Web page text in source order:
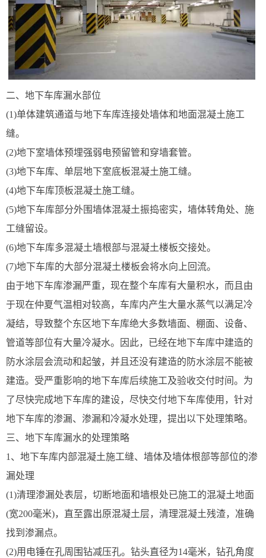
二、地下车库漏水部位
(1)单体建筑通道与地下车库连接处墙体和地面混凝土施工
缝。
(2)地下室墙体预埋强弱电预留管和穿墙套管。
(3)地下车库、单层地下室底板混凝土施工缝。
(4)地下车库顶板混凝土施工缝。
(5)地下车库部分外围墙体混凝土振捣密实，墙体转角处、施
工缝留设。
(6)地下车库多混凝土墙根部与混凝土楼板交接处。
(7)地下车库的大部分混凝土楼板会将水向上回流。
由于地下车库渗漏严重，现在整个车库有大量积水，而且由
于现在仲夏气温相对较高，车库内产生大量水蒸气以满足冷
凝结，导致整个东区地下车库绝大多数墙面、棚面、设备、
管道等部位有大量冷凝水。因此，已经在地下车库中建造的
防水涂层会流动和起皱，并且还没有建造的防水涂层不能被
建造。受严重影响的地下车库后续施工及验收交付时间。为
了尽快完成地下车库的建设，尽快交付地下车库使用，针对
地下车库的渗漏、渗漏和冷凝水处理，提出以下处理策略。
三、地下车库漏水的处理策略
1、地下车库内部混凝土施工缝、墙体及墙体根部等部位的渗
漏处理
(1)清理渗漏处表层，切断地面和墙根处已施工的混凝土地面
(宽200毫米)，直至露出原混凝土层，清理混凝土残渣，准确
找到渗漏点。
(2)用电锤在孔周围钻减压孔。钻头直径为14毫米，钻孔角度